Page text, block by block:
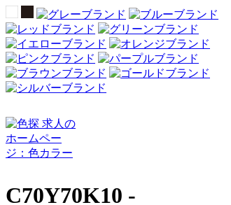
C70Y70K10 -